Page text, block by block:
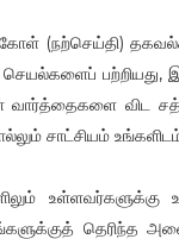
(நற்செய்தி)
பற்றியது,
வார்த்தைகளை விட
சாட்சியம்
தெரிந்த